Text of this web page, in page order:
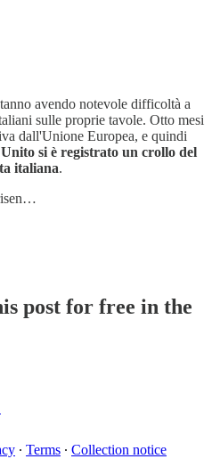
avendo notevole difficoltà a
sulle proprie tavole. Otto mesi
dall'Unione Europea, e quindi
si è registrato un crollo del
italiana.
post for free in the
∙ Terms ∙ Collection notice